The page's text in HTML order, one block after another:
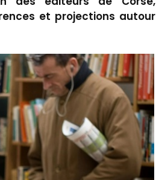
et projections autour